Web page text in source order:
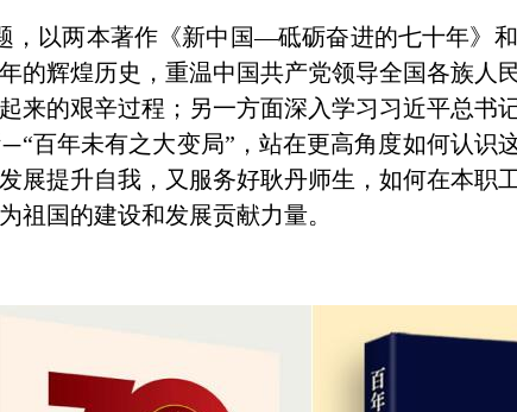
，以两本著作《新中国—砥砺奋进的七十年》
年的辉煌历史，重温中国共产党领导全国各族人
来的艰辛过程；另一方面深入学习习近平总书
—“百年未有之大变局”，站在更高角度如何认识
展提升自我，又服务好耿丹师生，如何在本职
祖国的建设和发展贡献力量。